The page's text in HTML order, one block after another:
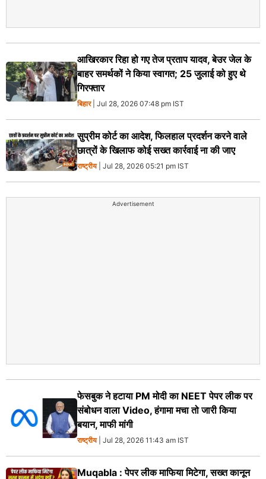
आखिरकार रिहा हो गए तेज प्रताप यादव, बेउर जेल के
बाहर समर्थकों ने किया स्वागत; 25 जुलाई को हुए थे
गिरफ्तार
बिहार| Jul 28, 2026 07:48 pm IST
सुप्रीम कोर्ट का आदेश, फिलहाल प्रदर्शन करने वाले
छात्रों के खिलाफ कोई सख्त कार्रवाई ना की जाए
राष्ट्रीय| Jul 28, 2026 05:21 pm IST
Advertisement
फेसबुक ने हटाया PM मोदी का NEET पेपर लीक पर
संबोधन वाला Video, हंगामा मचा तो जारी किया
बयान, माफी मांगी
राष्ट्रीय| Jul 28, 2026 11:43 am IST
Muqabla : पेपर लीक माफिया मिटेगा, सख्त कानून